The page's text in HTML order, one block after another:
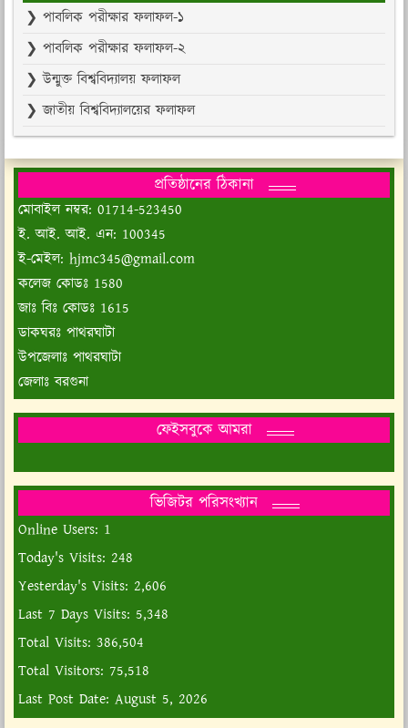
❯ পাবলিক পরীক্ষার ফলাফল-১
❯ পাবলিক পরীক্ষার ফলাফল-২
❯ উন্মুক্ত বিশ্ববিদ্যালয় ফলাফল
❯ জাতীয় বিশ্ববিদ্যালয়ের ফলাফল
প্রতিষ্ঠানের ঠিকানা
মোবাইল নম্বর: 01714-523450
ই. আই. আই. এন: 100345
ই-মেইল: hjmc345@gmail.com
কলেজ কোডঃ 1580
জাঃ বিঃ কোডঃ 1615
ডাকঘরঃ পাথরঘাটা
উপজেলাঃ পাথরঘাটা
জেলাঃ বরগুনা
ফেইসবুকে আমরা
ভিজিটর পরিসংখ্যান
Online Users: 1
Today's Visits: 248
Yesterday's Visits: 2,606
Last 7 Days Visits: 5,348
Total Visits: 386,504
Total Visitors: 75,518
Last Post Date: August 5, 2026